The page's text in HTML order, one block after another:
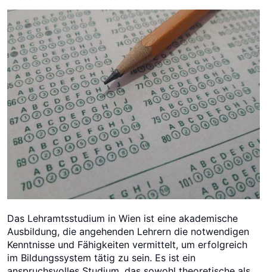
Das Lehramtsstudium in Wien ist eine akademische
Ausbildung, die angehenden Lehrern die notwendigen
Kenntnisse und Fähigkeiten vermittelt, um erfolgreich
im Bildungssystem tätig zu sein. Es ist ein